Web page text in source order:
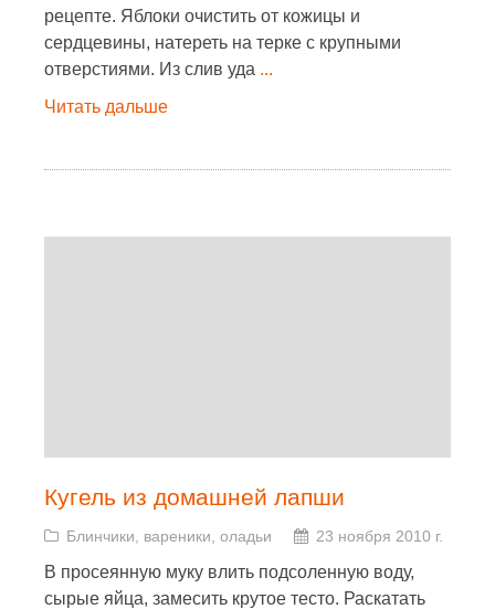
рецепте. Яблоки очистить от кожицы и
сердцевины, натереть на терке с крупными
отверстиями. Из слив уда ...
Читать дальше
Кугель из домашней лапши
Блинчики, вареники, оладьи 23 ноября 2010 г.
В просеянную муку влить подсоленную воду,
сырые яйца, замесить крутое тесто. Раскатать